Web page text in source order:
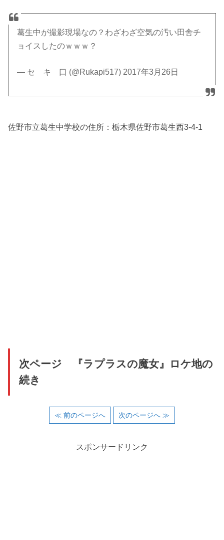
葛生中が撮影現場なの？わざわざ空気の汚い田舎チ
ョイスしたのｗｗｗ？
— セ キ 口 (@Rukapi517) 2017年3月26日
佐野市立葛生中学校の住所：栃木県佐野市葛生西3-4-1
次ページ 『ラプラスの魔女』ロケ地の
続き
≪ 前のページへ 次のページへ ≫
スポンサードリンク